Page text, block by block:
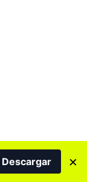
Descargar ×